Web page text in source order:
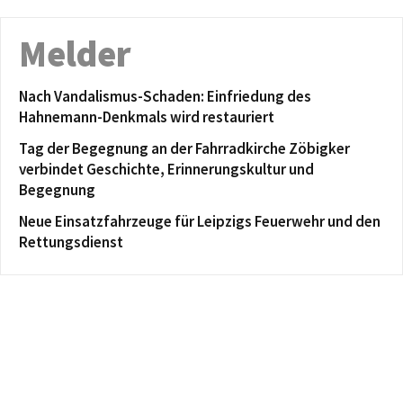
Melder
Nach Vandalismus-Schaden: Einfriedung des
Hahnemann-Denkmals wird restauriert
Tag der Begegnung an der Fahrradkirche Zöbigker
verbindet Geschichte, Erinnerungskultur und
Begegnung
Neue Einsatzfahrzeuge für Leipzigs Feuerwehr und den
Rettungsdienst